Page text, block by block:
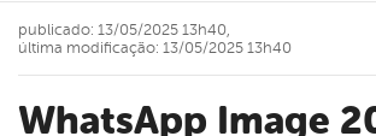
WhatsApp Image 2025-05-
publicado: 13/05/2025 13h40,
última modificação: 13/05/2025 13h40